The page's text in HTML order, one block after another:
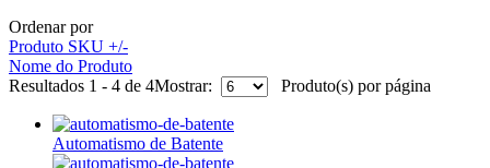
Ordenar por
Produto SKU +/-
Nome do Produto
Resultados 1 - 4 de 4Mostrar: Produto(s) por página
Automatismo de Batente